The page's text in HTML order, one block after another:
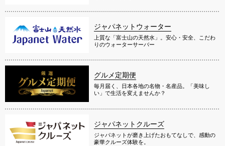
ジャパネットウォーター
上質な「富士山の天然水」。安心・安全、こだわ
りのウォーターサーバー
グルメ定期便
毎月届く、日本各地の名物・名産品。「美味し
い」で生活を変えませんか？
ジャパネットクルーズ
ジャパネットが磨き上げたおもてなしで、感動の
豪華クルーズ体験を。